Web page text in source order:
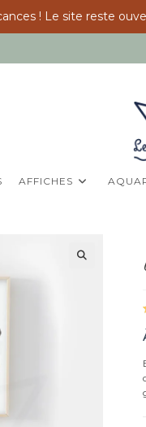
! Le site reste
AFFICHES